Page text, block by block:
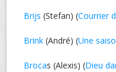
Brijs (Stefan) (Courrier
Brink (André) (Une
Brocas (Alexis) (Dieu